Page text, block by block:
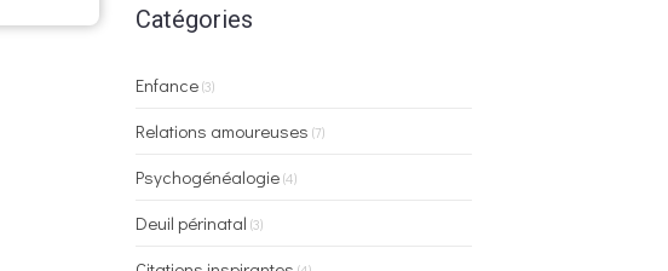
Catégories
Enfance(3)
Relations amoureuses (7)
Psychogénéalogie(4)
Deuil périnatal (3)